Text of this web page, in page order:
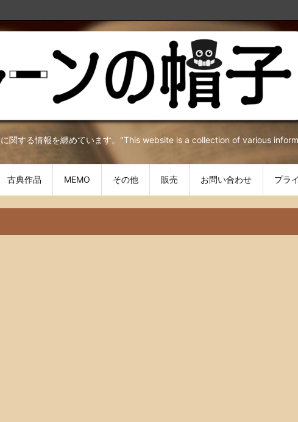
に関する情報を纏めています。"This website is a collection of various
古典作品 MEMO その他 販売 お問い合わせ プラ